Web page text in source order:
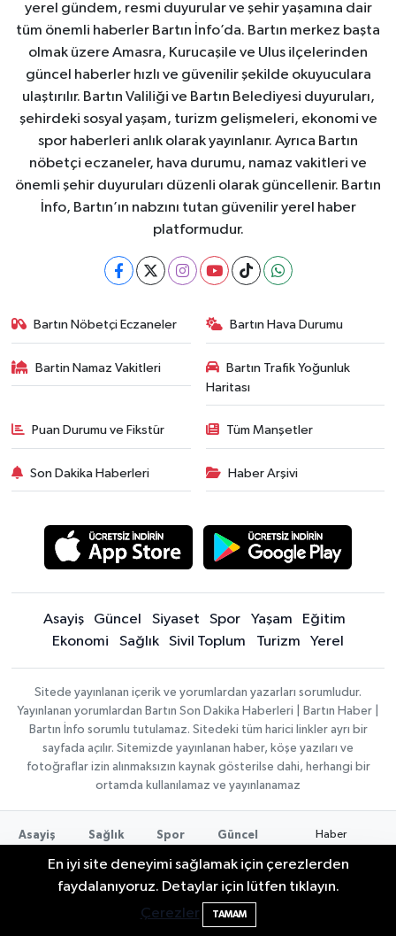
yerel gündem, resmi duyurular ve şehir yaşamına dair
tüm önemli haberler Bartın İnfo’da. Bartın merkez başta
olmak üzere Amasra, Kurucaşile ve Ulus ilçelerinden
güncel haberler hızlı ve güvenilir şekilde okuyuculara
ulaştırılır. Bartın Valiliği ve Bartın Belediyesi duyuruları,
şehirdeki sosyal yaşam, turizm gelişmeleri, ekonomi ve
spor haberleri anlık olarak yayınlanır. Ayrıca Bartın
nöbetçi eczaneler, hava durumu, namaz vakitleri ve
önemli şehir duyuruları düzenli olarak güncellenir. Bartın
İnfo, Bartın’ın nabzını tutan güvenilir yerel haber
platformudur.
Bartın Nöbetçi Eczaneler Bartın Hava Durumu
Bartin Namaz Vakitleri
Bartın Trafik Yoğunluk
Haritası
Puan Durumu ve Fikstür Tüm Manşetler
Son Dakika Haberleri Haber Arşivi
Asayiş Güncel Siyaset Spor Yaşam
Eğitim
Ekonomi
Sağlık Sivil Toplum Turizm Yerel
Sitede yayınlanan içerik ve yorumlardan yazarları sorumludur.
Yayınlanan yorumlardan Bartın Son Dakika Haberleri | Bartın Haber |
Bartın İnfo sorumlu tutulamaz. Sitedeki tüm harici linkler ayrı bir
sayfada açılır. Sitemizde yayınlanan haber, köşe yazıları ve
fotoğraflar izin alınmaksızın kaynak gösterilse dahi, herhangi bir
ortamda kullanılamaz ve yayınlanamaz
Asayiş Sağlık Spor
Güncel
Magazin
Künye
Konaklama tesisleri
Bartın Medya
Haber
Bilişim
Copyright ©
En iyi site deneyimi sağlamak için çerezlerden
faydalanıyoruz. Detaylar için lütfen tıklayın.
Çerezler
TAMAM
Elektrik arızasını onanırken akıma kapılan